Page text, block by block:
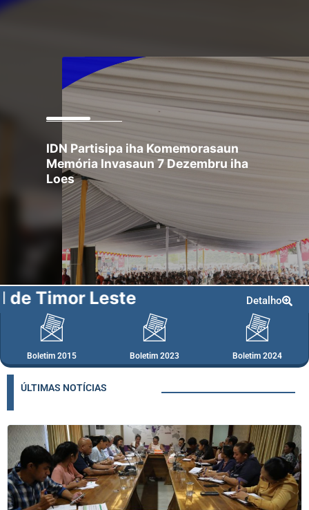
IDN Partisipa iha Komemorasaun
Memória Invasaun 7 Dezembru iha
Loes
Leste Detalho
Boletim 2015 Boletim 2023 Boletim 2024
ÚLTIMAS NOTÍCIAS
Page PagePagePagePage Page